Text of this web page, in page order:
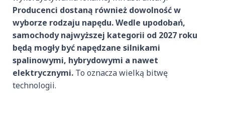
Producenci dostaną również dowolność w
wyborze rodzaju napędu. Wedle upodobań,
samochody najwyższej kategorii od 2027 roku
będą mogły być napędzane silnikami
spalinowymi, hybrydowymi a nawet
elektrycznymi. To oznacza wielką bitwę
technologii.